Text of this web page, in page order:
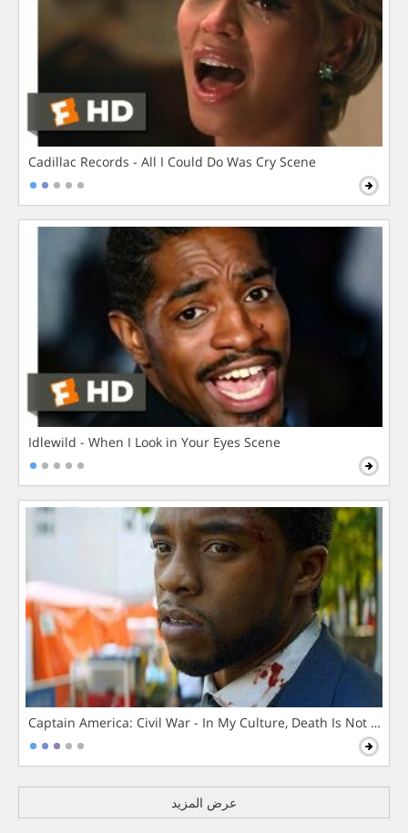
Cadillac Records - All I Could Do Was Cry Scene
Idlewild - When I Look in Your Eyes Scene
Captain America: Civil War - In My Culture, Death Is Not The
عرض المزيد